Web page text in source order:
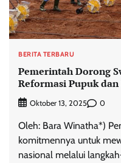
BERITA TERBARU
Pemerintah Dorong
Reformasi Pupuk
Oktober 13, 2025 0
Oleh: Bara Winatha*)
komitmennya untuk
nasional melalui